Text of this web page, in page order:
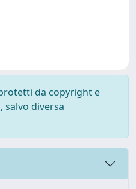
da copyright e
diversa